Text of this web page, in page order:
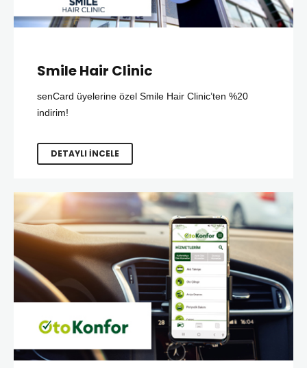
Smile Hair Clinic
senCard üyelerine özel Smile Hair Clinic’ten %20
indirim!
DETAYLI İNCELE